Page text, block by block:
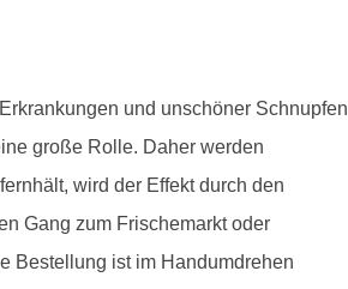
und unschöner Schnupfen
große Rolle. Daher werden
wird der Effekt durch den
Gang zum Frischemarkt oder
Bestellung ist im Handumdrehen